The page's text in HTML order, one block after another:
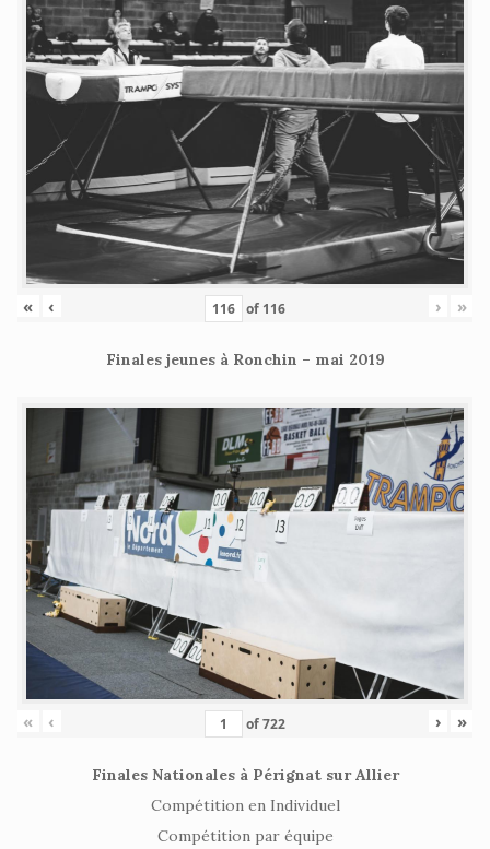
« ‹ of 116 › »
Finales jeunes à Ronchin – mai 2019
« ‹ of722 › »
Finales Nationales à Pérignat sur Allier
Compétition en Individuel
Compétition par équipe